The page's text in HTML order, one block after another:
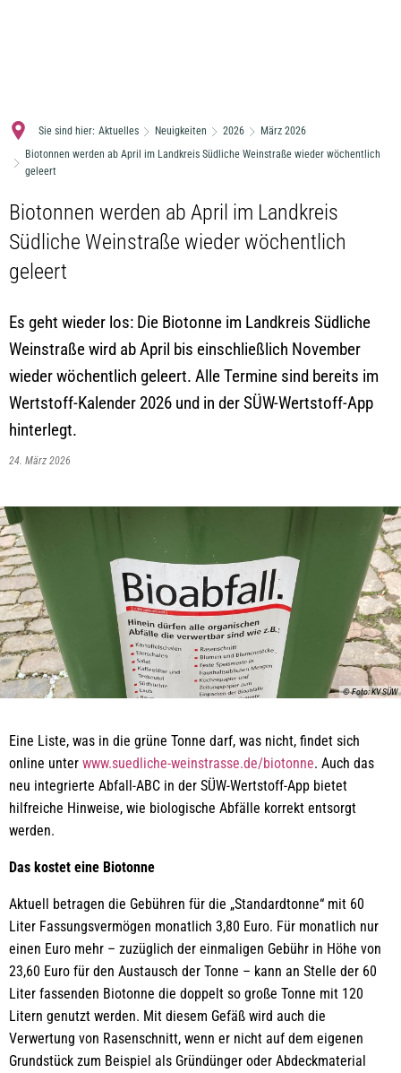
Sie sind hier: Aktuelles Neuigkeiten 2026
März 2026
Biotonnen werden ab April im Landkreis Südliche Weinstraße wieder wöchentlich
geleert
Biotonnen werden ab April im Landkreis
Südliche Weinstraße wieder wöchentlich
geleert
Es geht wieder los: Die Biotonne im Landkreis Südliche
Weinstraße wird ab April bis einschließlich November
wieder wöchentlich geleert. Alle Termine sind bereits im
Wertstoff-Kalender 2026 und in der SÜW-Wertstoff-App
hinterlegt.
24. März 2026
© Foto: KV SÜW
Eine Liste, was in die grüne Tonne darf, was nicht, findet sich
online unter www.suedliche-weinstrasse.de/biotonne. Auch das
neu integrierte Abfall-ABC in der SÜW-Wertstoff-App bietet
hilfreiche Hinweise, wie biologische Abfälle korrekt entsorgt
werden.
Das kostet eine Biotonne
Aktuell betragen die Gebühren für die „Standardtonne“ mit 60
Liter Fassungsvermögen monatlich 3,80 Euro. Für monatlich nur
einen Euro mehr – zuzüglich der einmaligen Gebühr in Höhe von
23,60 Euro für den Austausch der Tonne – kann an Stelle der 60
Liter fassenden Biotonne die doppelt so große Tonne mit 120
Litern genutzt werden. Mit diesem Gefäß wird auch die
Verwertung von Rasenschnitt, wenn er nicht auf dem eigenen
Grundstück zum Beispiel als Gründünger oder Abdeckmaterial